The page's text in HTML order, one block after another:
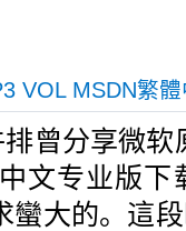
VOL MSDN繁
分享微软
文专业版
蠻大的。這